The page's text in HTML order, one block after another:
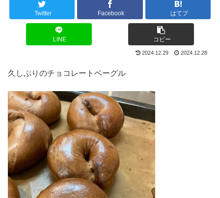
Twitter Facebook はてブ
LINE コピー
2024.12.29 2024.12.28
久しぶりのチョコレートベーグル